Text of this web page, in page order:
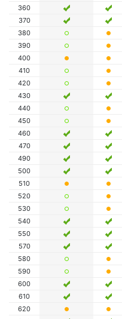
360
370
380
390
400
410
420
430
440
450
460
470
490
500
510
520
530
540
550
570
580
590
600
610
620